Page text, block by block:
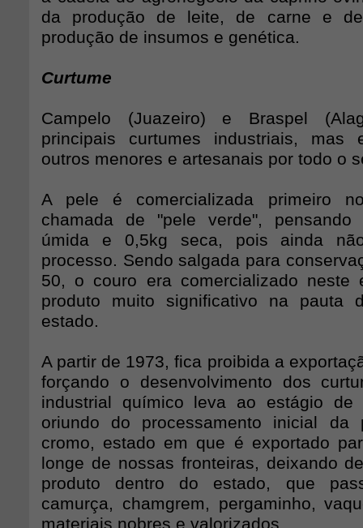
da produção de leite, de carne e
produção de insumos e genética.
Curtume
Campelo (Juazeiro) e Braspel
principais curtumes industriais, mas
outros menores e artesanais por todo o
A pele é comercializada primeiro
chamada de "pele verde",
úmida e 0,5kg seca, pois ainda
processo. Sendo salgada para
50, o couro era comercializado neste
produto muito significativo na pauta
estado.
A partir de 1973, fica proibida a
forçando o desenvolvimento dos
industrial químico leva ao estágio de
oriundo do processamento inicial da
cromo, estado em que é exportado
longe de nossas fronteiras, deixando
produto dentro do estado, que
camurça, chamgrem, pergaminho,
materiais nobres e valorizados.